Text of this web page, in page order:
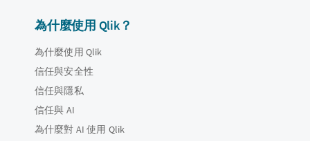
為什麼使用 Qlik？
為什麼使用 Qlik
信任與安全性
信任與隱私
信任與 AI
為什麼對 AI 使用 Qlik